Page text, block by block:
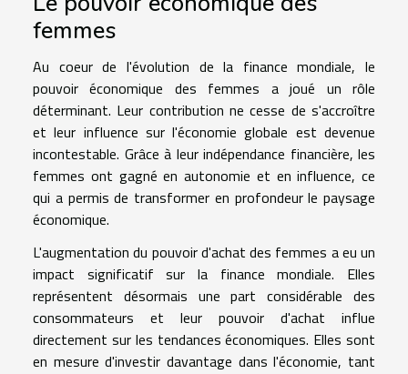
femmes
Au coeur de l'évolution de la finance mondiale, le
pouvoir économique des femmes a joué un rôle
déterminant. Leur contribution ne cesse de s'accroître
et leur influence sur l'économie globale est devenue
incontestable. Grâce à leur indépendance financière, les
femmes ont gagné en autonomie et en influence, ce
qui a permis de transformer en profondeur le paysage
économique.
L'augmentation du pouvoir d'achat des femmes a eu un
impact significatif sur la finance mondiale. Elles
représentent désormais une part considérable des
consommateurs et leur pouvoir d'achat influe
directement sur les tendances économiques. Elles sont
en mesure d'investir davantage dans l'économie, tant